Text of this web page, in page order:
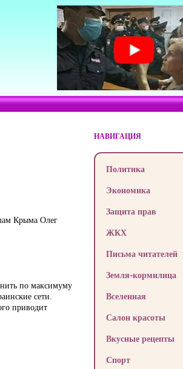
Крыма Олег
по максимуму
сети.
приводит
НАВИГАЦИЯ
Политика
Экономика
Защита прав
ЖКХ
Письма читателей
Земля-кормилица
Вселенная
Салон красоты
Вкусные рецепты
Спорт